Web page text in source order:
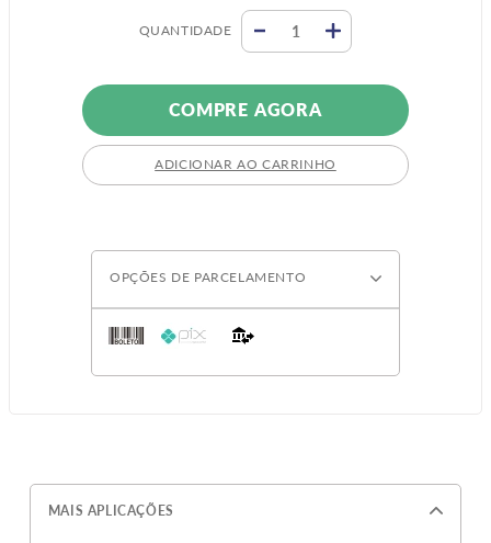
QUANTIDADE
COMPRE AGORA
ADICIONAR AO CARRINHO
OPÇÕES DE PARCELAMENTO
MAIS APLICAÇÕES